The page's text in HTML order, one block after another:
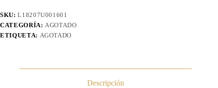
SKU:L18207U001601
CATEGORÍA: AGOTADO
ETIQUETA: AGOTADO
Descripción